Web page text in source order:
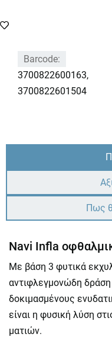
Barcode:
3700822600163,
3700822601504
Πως
Navi Infla
Με βάση 3 φυτικά
αντιφλεγμονώδη
δοκιμασμένους
είναι η φυσική λύση
ματιών.